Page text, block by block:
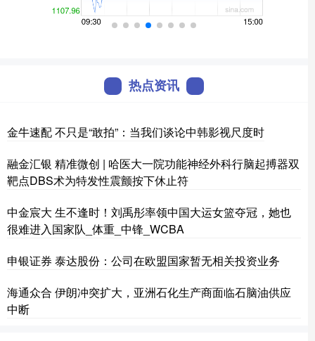
热点资讯
金牛速配 不只是“敢拍”：当我们谈论中韩影视尺度时
融金汇银 精准微创 | 哈医大一院功能神经外科行脑起搏器双
靶点DBS术为特发性震颤按下休止符
中金宸大 生不逢时！刘禹彤率领中国大运女篮夺冠，她也
很难进入国家队_体重_中锋_WCBA
申银证券 泰达股份：公司在欧盟国家暂无相关投资业务
海通众合 伊朗冲突扩大，亚洲石化生产商面临石脑油供应
中断